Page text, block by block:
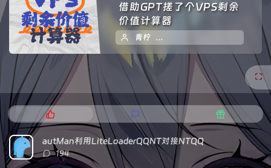
借助GPT搓了个VPS剩余
价值计算器
青柠 4
热
门
文
章
最
新
评
论
随
机
autMan利用LiteLoaderQQNT对接NTQQ
评
论
194